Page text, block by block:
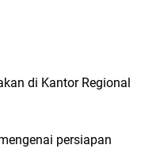
di Kantor Regional
persiapan